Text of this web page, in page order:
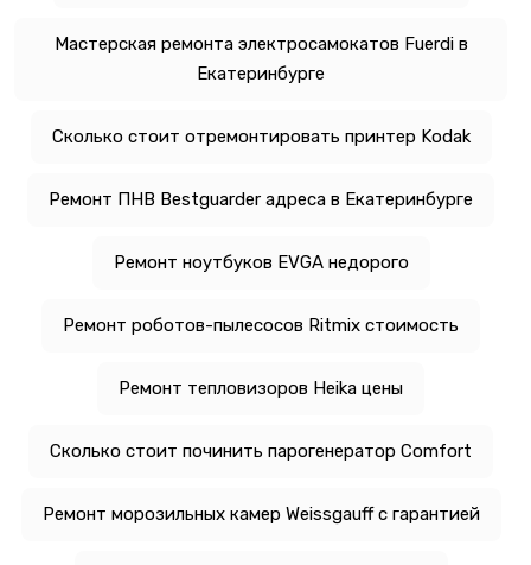
Мастерская ремонта электросамокатов Fuerdi в
Екатеринбурге
Сколько стоит отремонтировать принтер Kodak
Ремонт ПНВ Bestguarder адреса в Екатеринбурге
Ремонт ноутбуков EVGA недорого
Ремонт роботов-пылесосов Ritmix стоимость
Ремонт тепловизоров Heika цены
Сколько стоит починить парогенератор Comfort
Ремонт морозильных камер Weissgauff с гарантией